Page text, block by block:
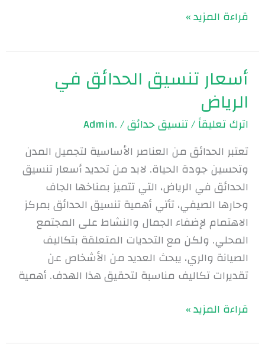
قراءة المزيد »
أسعار تنسيق الحدائق في
الرياض
اترك تعليقاً/تنسيق حدائق/
.Admin
تعتبر الحدائق من العناصر الأساسية لتجميل المدن
وتحسين جودة الحياة. لابد من تحديد أسعار تنسيق
الحدائق في الرياض، التي تتميز بمناخها الجاف
وحارها الصيفي، تأتي أهمية تنسيق الحدائق بمركز
الاهتمام لإضفاء الجمال والنشاط على المجتمع
المحلي. ولكن مع التحديات المتعلقة بتكاليف
الصيانة والري، يبحث العديد من الأشخاص عن
تقديرات تكاليف مناسبة لتحقيق هذا الهدف. أهمية
أسعار
تنسيق
الحدائق
في
الرياض
قراءة المزيد »